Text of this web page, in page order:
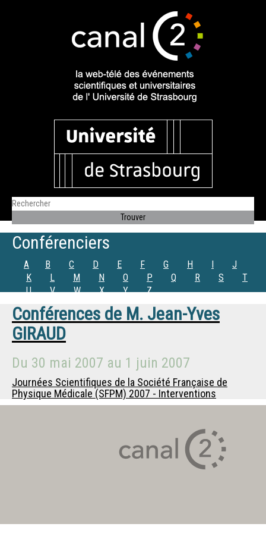
Conférenciers
A B C D E F G H I
J
K
L M N O P Q R S
T
U
V W X Y Z
Conférences de M. Jean-Yves
GIRAUD
Du 30 mai 2007 au 1 juin 2007
Journées Scientifiques de la Société Française de
Physique Médicale (SFPM) 2007 - Interventions